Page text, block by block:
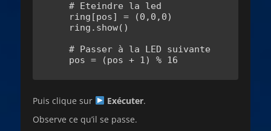
    pos = (pos + 1) % 16
Puis clique sur Exécuter.
Observe ce qu’il se passe.